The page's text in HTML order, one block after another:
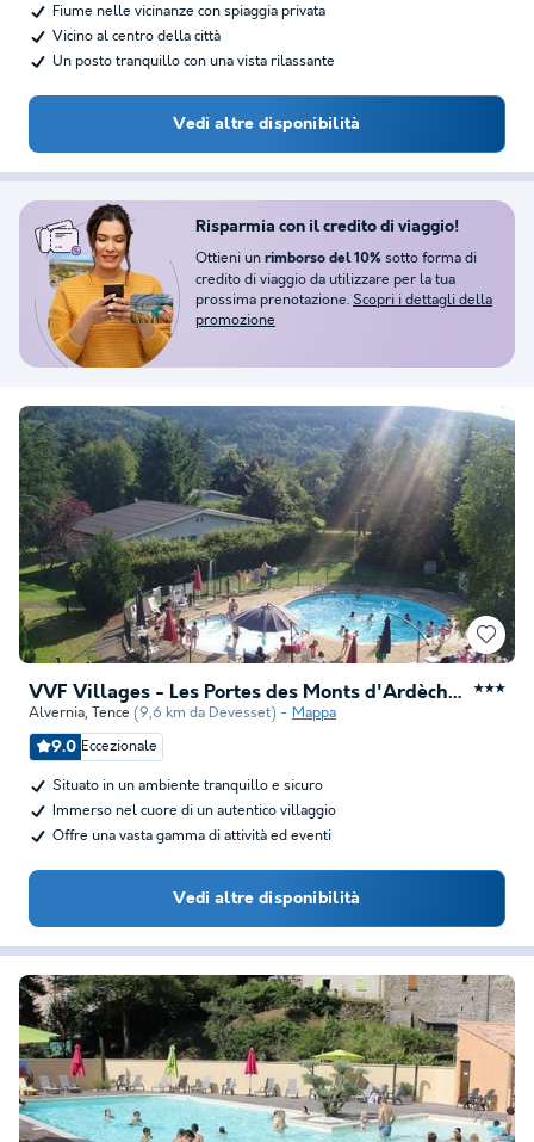
Fiume nelle vicinanze con spiaggia privata
Vicino al centro della città
Un posto tranquillo con una vista rilassante
Vedi altre disponibilità
VVF Villages - Les Portes des Monts d'Ardèche - Tence ★★★
Alvernia, Tence (9,6 km da Devesset) Mappa
9.0 Eccezionale
Situato in un ambiente tranquillo e sicuro
Immerso nel cuore di un autentico villaggio
Offre una vasta gamma di attività ed eventi
Vedi altre disponibilità
Risparmia con il credito di viaggio!
Ottieni un rimborso del 10% sotto forma di
credito di viaggio da utilizzare per la tua
prossima prenotazione. Scopri i dettagli della
promozione